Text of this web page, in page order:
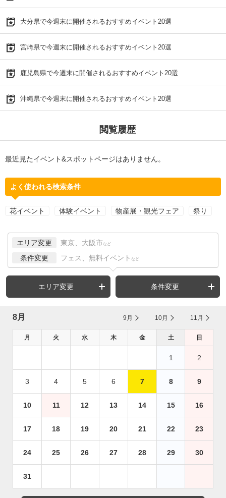
大分県で今週末に開催されるおすすめイベント20選
宮崎県で今週末に開催されるおすすめイベント20選
鹿児島県で今週末に開催されるおすすめイベント20選
沖縄県で今週末に開催されるおすすめイベント20選
閲覧履歴
最近見たイベント&スポットページはありません。
よく使われる検索条件
花イベント 体験イベント 物産展・観光フェア 祭り
エリア変更 東京、大阪市 など
条件変更 フェス、無料イベント など
エリア変更 条件変更
8月 9月 10月 11月
月 火 水 木 金 土 日
1 2
3 4 5 6 7 8 9
10 11 12 13 14 15 16
17 18 19 20 21 22 23
24 25 26 27 28 29 30
31